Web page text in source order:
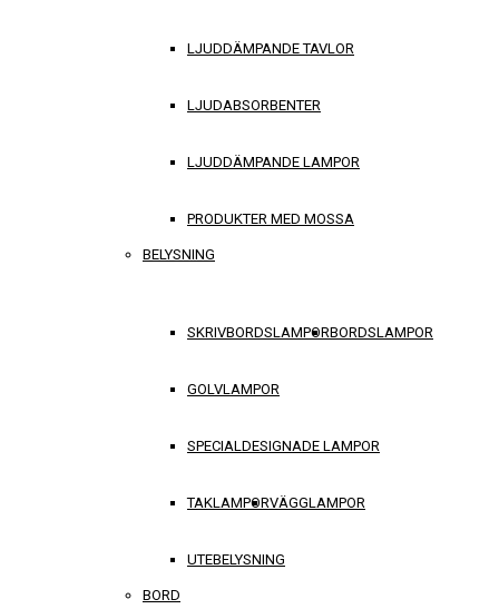
LJUDDÄMPANDE TAVLOR
LJUDABSORBENTER
LJUDDÄMPANDE LAMPOR
PRODUKTER MED MOSSA
BELYSNING
SKRIVBORDSLAMPORBORDSLAMPOR
GOLVLAMPOR
SPECIALDESIGNADE LAMPOR
TAKLAMPORVÄGGLAMPOR
UTEBELYSNING
BORD